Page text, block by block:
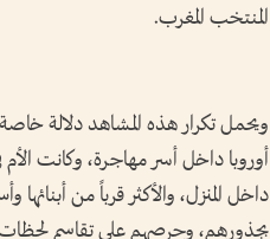
المنتخب المغرب.
ويحمل تكرار هذه المشاهد دلالة
أوروبا داخل أسر مهاجرة، وكانت الأم
داخل المنزل، والأكثر قرباً من
بجذورهم، وحرصهم على تقاسم